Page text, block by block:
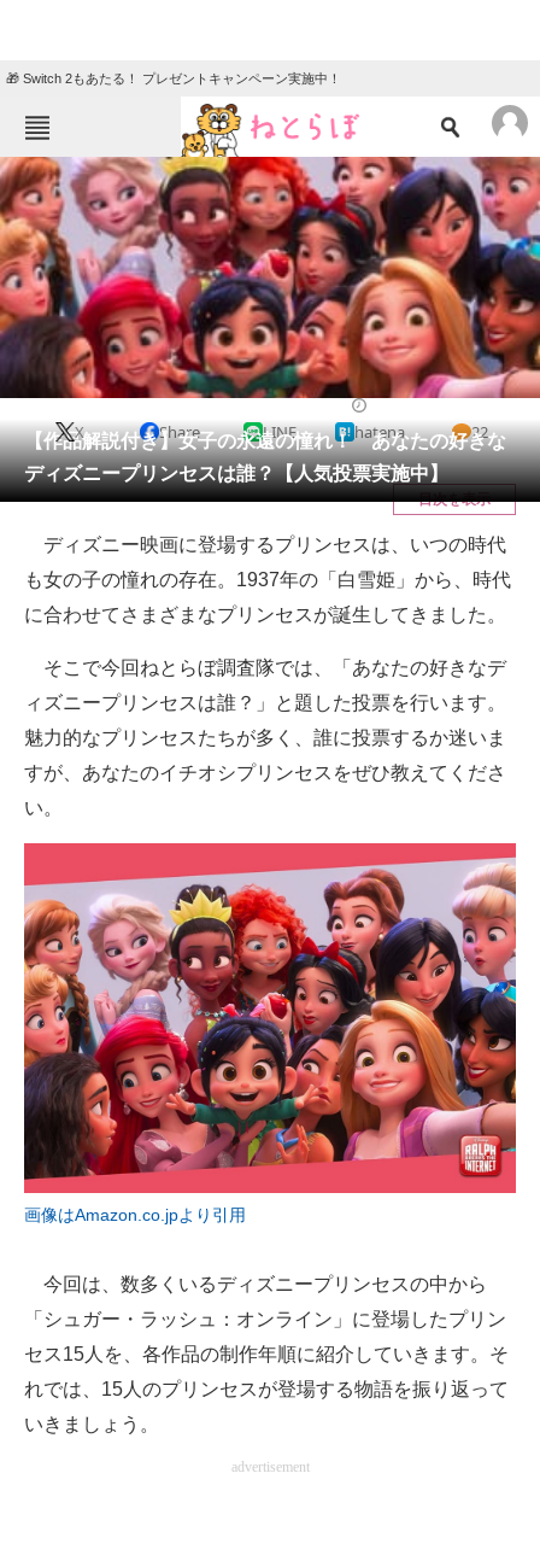
🎁 Switch 2もあたる！ プレゼントキャンペーン実施中！
ねとらぼメニュー
TOP ニュース
エンタメ クイズ
グルメ 地域
住まい 教育・育児
リサーチ
会員記事
メディア
注目記事を集めた総合ページ
ITの今と未来を見通す
進化するPCとデバイスの未来
好きが集まる 比べて選べる
企業ITのトレンドを詳説
経営リーダーのコミュニティ
マーケ×ITの今がよく分かる
ITエンジニア向け専門サイト
企業向けIT製品の総合サイト
IT製品の技術・比較・事例
製造業のIT導入・活用を支援
エレクトロニクス専門サイト
電子設計の基本と応用
エネルギーの専門メディア
建設×テクノロジーの最前線
【作品解説付き】女子の永遠の憧れ！ あなたの好きな
ディズニープリンセスは誰？【人気投票実施中】
X Share LINE hatena 22
目次を表示
ディズニー映画に登場するプリンセスは、いつの時代
も女の子の憧れの存在。1937年の「白雪姫」から、時代
に合わせてさまざまなプリンセスが誕生してきました。
そこで今回ねとらぼ調査隊では、「あなたの好きなデ
ィズニープリンセスは誰？」と題した投票を行います。
魅力的なプリンセスたちが多く、誰に投票するか迷いま
すが、あなたのイチオシプリンセスをぜひ教えてくださ
い。
画像はAmazon.co.jpより引用
今回は、数多くいるディズニープリンセスの中から
「シュガー・ラッシュ：オンライン」に登場したプリン
セス15人を、各作品の制作年順に紹介していきます。そ
れでは、15人のプリンセスが登場する物語を振り返って
いきましょう。
advertisement